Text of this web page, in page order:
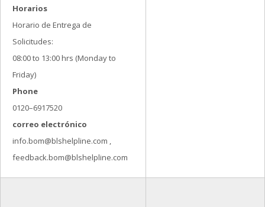
Horarios
Horario de Entrega de
Solicitudes:
08:00 to 13:00 hrs (Monday to
Friday)
Phone
0120–6917520
correo electrónico
info.bom@blshelpline.com ,
feedback.bom@blshelpline.com